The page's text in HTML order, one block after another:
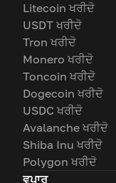
Litecoin ਖਰੀਦੋ
USDT ਖਰੀਦੋ
Tron ਖਰੀਦੋ
Monero ਖਰੀਦੋ
Toncoin ਖਰੀਦੋ
Dogecoin ਖਰੀਦੋ
USDC ਖਰੀਦੋ
Avalanche ਖਰੀਦੋ
Shiba Inu ਖਰੀਦੋ
Polygon ਖਰੀਦੋ
ਵਪਾਰ